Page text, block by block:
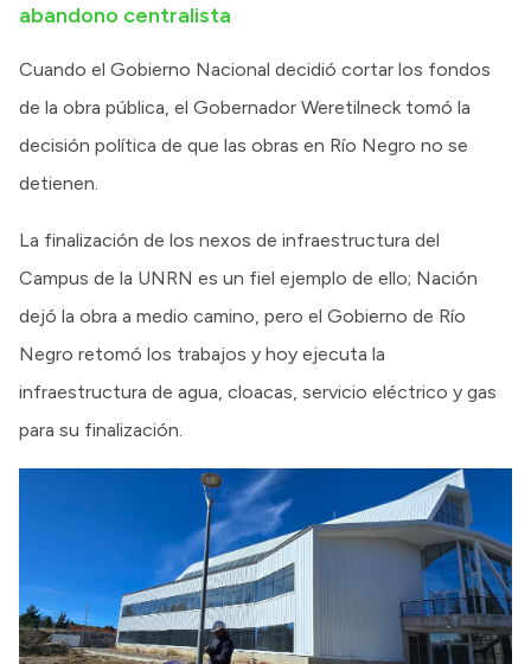
abandono centralista
Cuando el Gobierno Nacional decidió cortar los fondos
de la obra pública, el Gobernador Weretilneck tomó la
decisión política de que las obras en Río Negro no se
detienen.
La finalización de los nexos de infraestructura del
Campus de la UNRN es un fiel ejemplo de ello; Nación
dejó la obra a medio camino, pero el Gobierno de Río
Negro retomó los trabajos y hoy ejecuta la
infraestructura de agua, cloacas, servicio eléctrico y gas
para su finalización.